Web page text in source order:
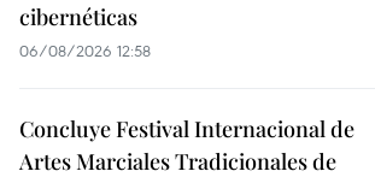
cibernéticas
06/08/2026 12:58
Concluye Festival Internacional de
Artes Marciales Tradicionales de